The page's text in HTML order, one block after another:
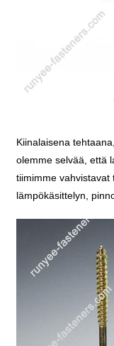
Kiinalaisena
olemme selvää, että
tiimimme vahvistavat
lämpökäsittelyn,